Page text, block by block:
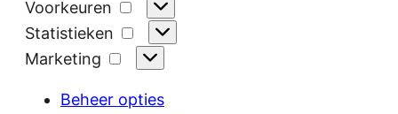
Voorkeuren
Statistieken
Statistieken
Marketing
Marketing
Beheer opties